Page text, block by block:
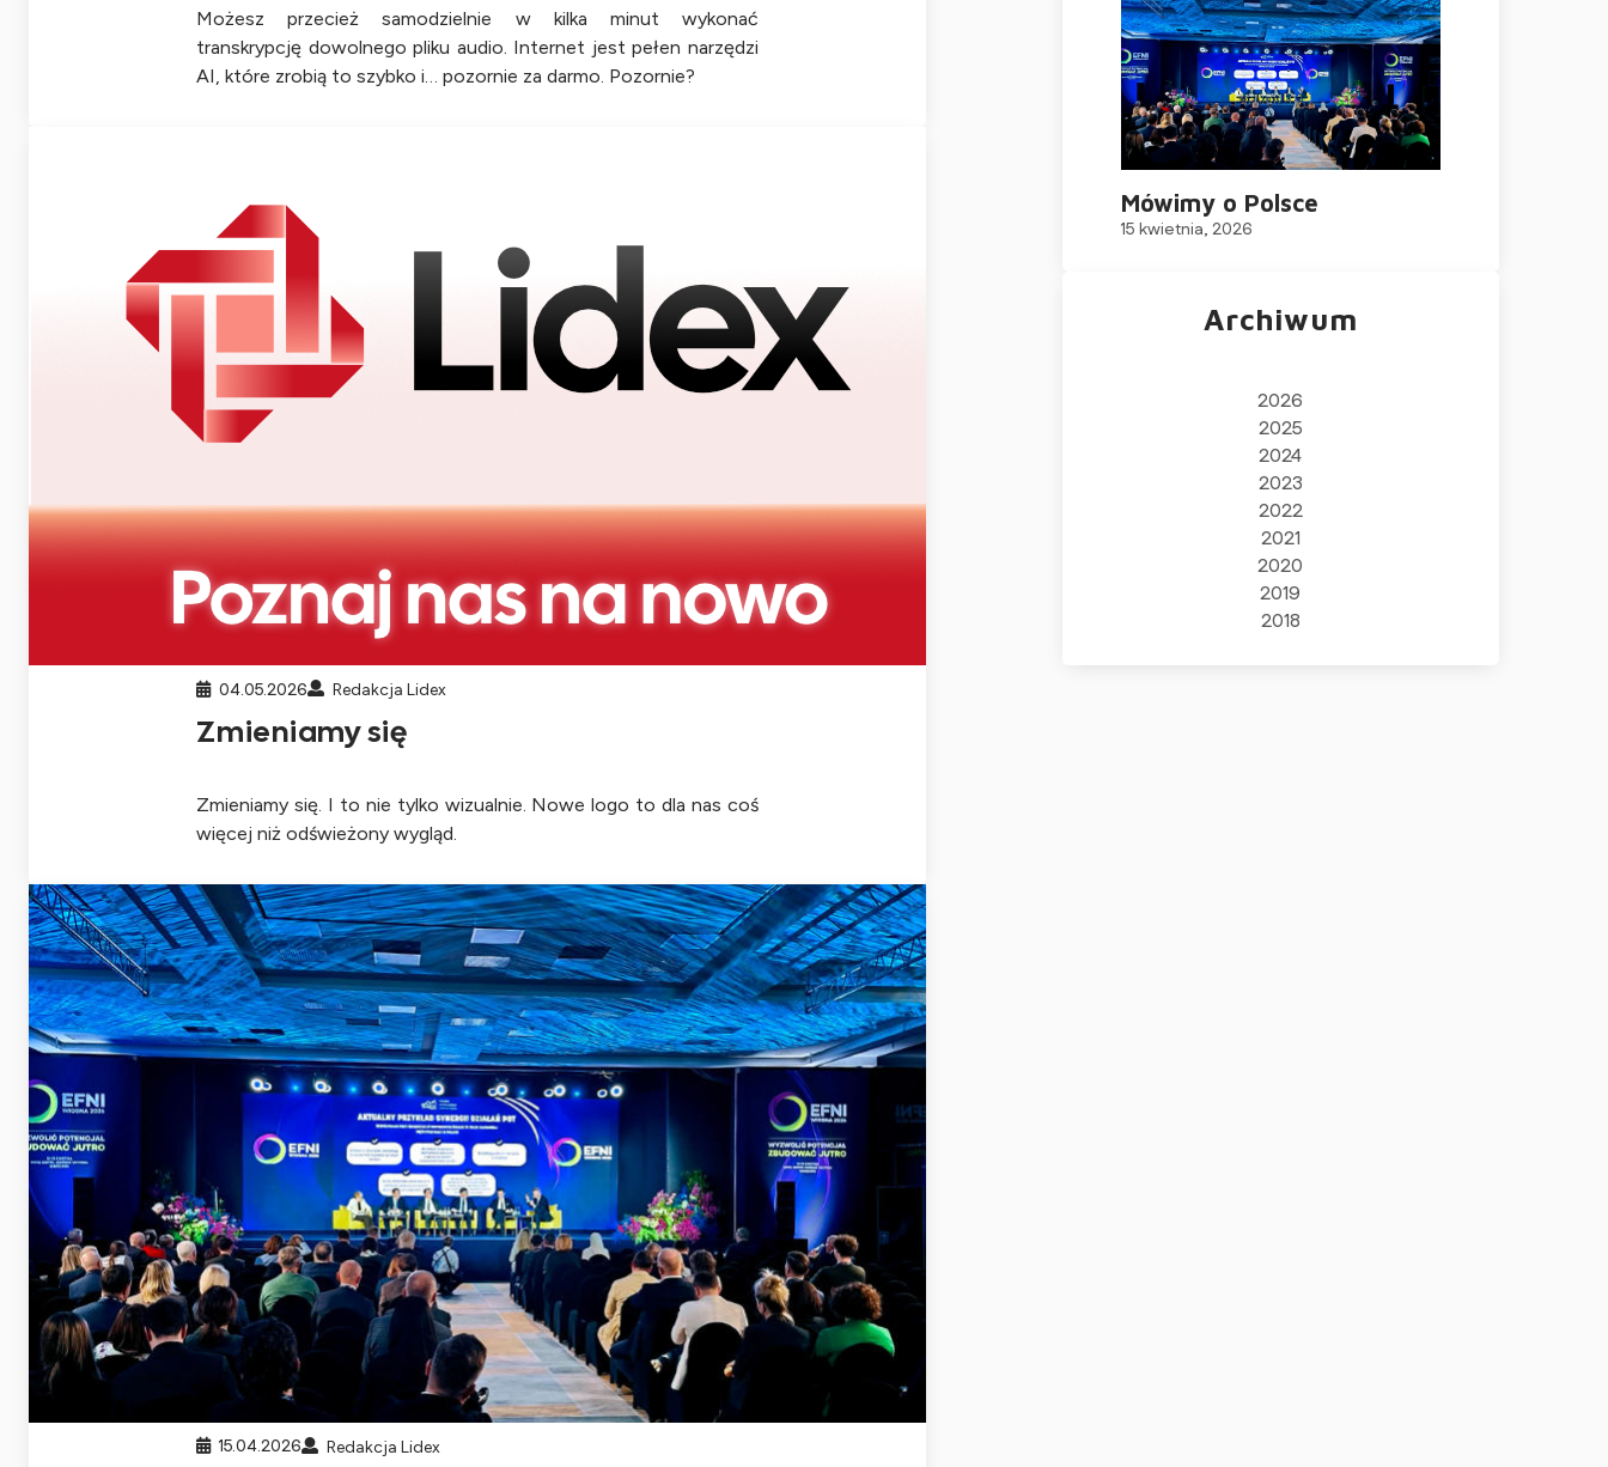
Możesz przecież samodzielnie w kilka minut wykonać
transkrypcję dowolnego pliku audio. Internet jest pełen narzędzi
AI, które zrobią to szybko i… pozornie za darmo. Pozornie?
04.05.2026 Redakcja Lidex
Zmieniamy się
Zmieniamy się. I to nie tylko wizualnie. Nowe logo to dla nas coś
więcej niż odświeżony wygląd.
15.04.2026 Redakcja Lidex
Mówimy o Polsce
15 kwietnia, 2026
Archiwum
2026
2025
2024
2023
2022
2021
2020
2019
2018